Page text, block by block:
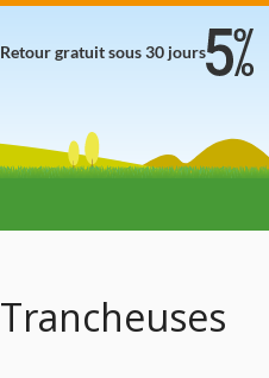
Retour gratuit sous 30 jours
Trancheuses